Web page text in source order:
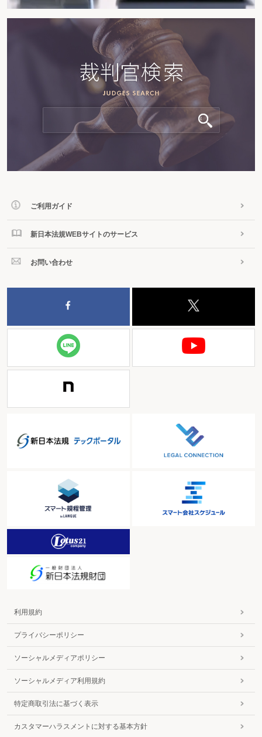
ご利用ガイド
新日本法規WEBサイトのサービス
お問い合わせ
利用規約
プライバシーポリシー
ソーシャルメディアポリシー
ソーシャルメディア利用規約
特定商取引法に基づく表示
カスタマーハラスメントに対する基本方針